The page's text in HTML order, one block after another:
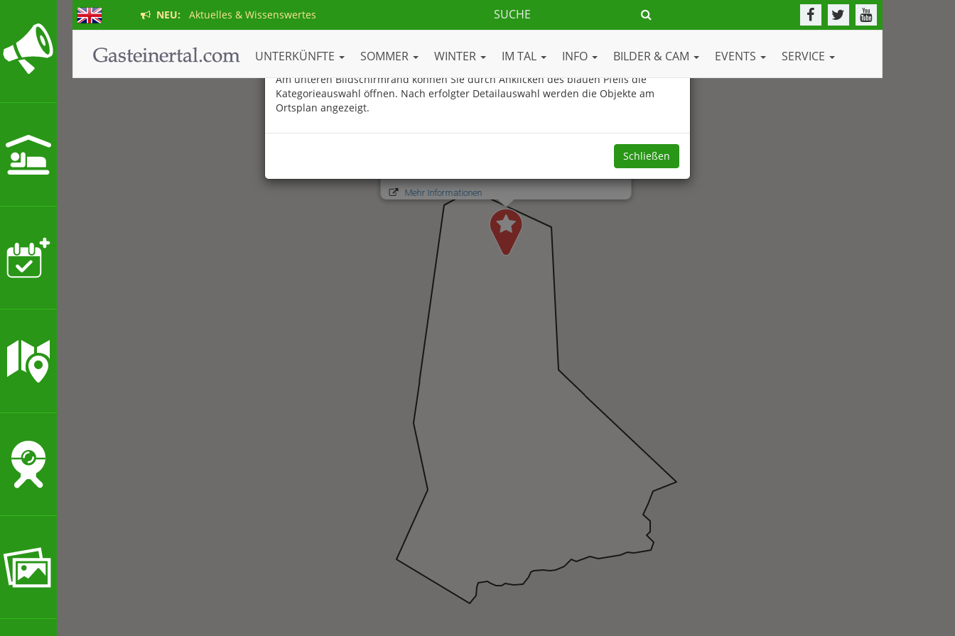
NEU: Aktuelles & Wissenswertes
UNTERKÜNFTE SOMMER WINTER IM TAL INFO BILDER & CAM EVENTS SERVICE
Sommerkonzert der Trachtenmusikkapelle Strochner
Mehr Informationen
Am unteren Bildschirmrand können Sie durch Anklicken des blauen Pfeils die
Kategorieauswahl öffnen. Nach erfolgter Detailauswahl werden die Objekte am
Ortsplan angezeigt.
Schließen